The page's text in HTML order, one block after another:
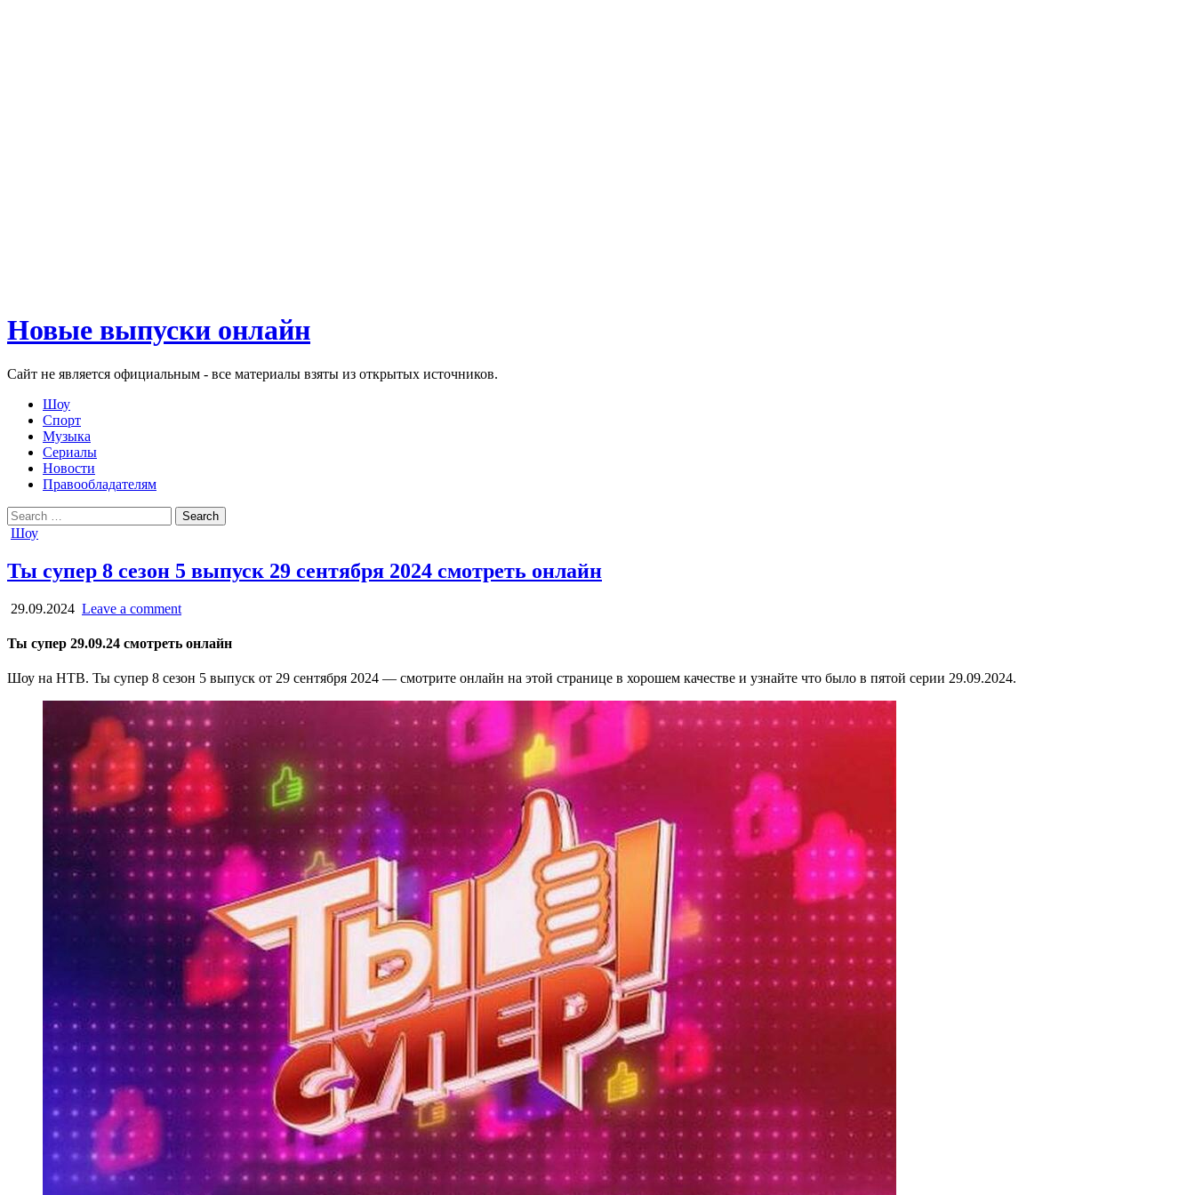
Новые выпуски онлайн
Сайт не является официальным - все материалы взяты из открытых источников.
Шоу
Спорт
Музыка
Сериалы
Новости
Правообладателям
Search
for:
Posted
Шоу
Ты супер 8 сезон 5 выпуск 29 сентября 2024 смотреть онлайн
29.09.2024 Leave a comment
Ты супер 29.09.24 смотреть онлайн
Шоу на НТВ. Ты супер 8 сезон 5 выпуск от 29 сентября 2024 — смотрите онлайн на этой странице в хорошем качестве и узнайте что было в пятой серии 29.09.2024.